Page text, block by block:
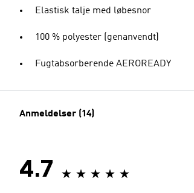
Elastisk talje med løbesnor
100 % polyester (genanvendt)
Fugtabsorberende AEROREADY
Anmeldelser (14)
4.7